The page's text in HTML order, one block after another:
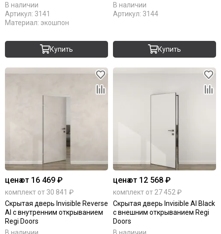
В наличии
Артикул: 3141
Материал: экошпон
Купить
В наличии
Артикул: 3144
Купить
ценаот 16 469 ₽
комплект от 30 841 ₽
Скрытая дверь Invisible Reverse
Al с внутренним открыванием
Regi Doors
В наличии
ценаот 12 568 ₽
комплект от 27 452 ₽
Скрытая дверь Invisible Al Black
с внешним открыванием Regi
Doors
В наличии